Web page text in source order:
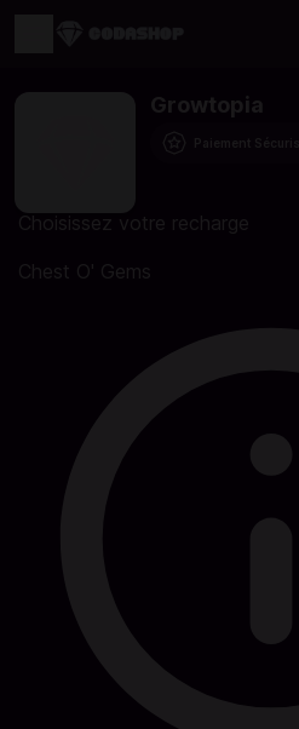
Growtopia
Choisissez votre recharge
Chest O' Gems